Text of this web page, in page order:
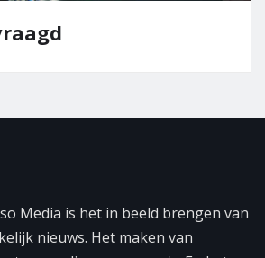
Media is het in beeld brengen van
nieuws. Het maken van